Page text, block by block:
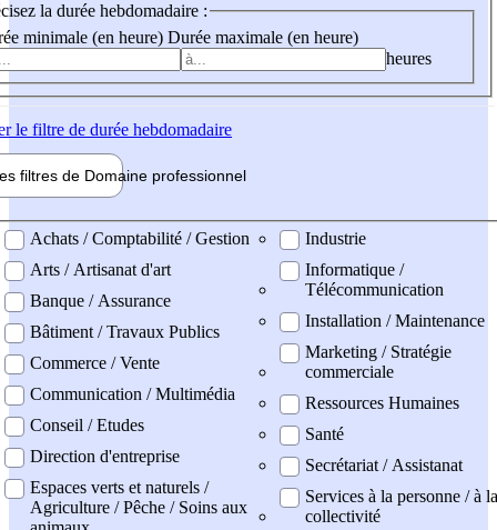
la durée hebdomadaire :
minimale (en heure) Durée maximale (en heure)
heures
le filtre de durée hebdomadaire
filtres de Domaine professionnel
professionel
Achats / Comptabilité / Gestion
Arts / Artisanat d'art
Banque / Assurance
Bâtiment / Travaux Publics
Commerce / Vente
Communication / Multimédia
Conseil / Etudes
Direction d'entreprise
Espaces verts et naturels /
Agriculture / Pêche / Soins aux
Industrie
Informatique /
Télécommunication
Installation / Maintenance
Marketing / Stratégie
commerciale
Ressources Humaines
Santé
Secrétariat / Assistanat
Services à la personne / à la
collectivité